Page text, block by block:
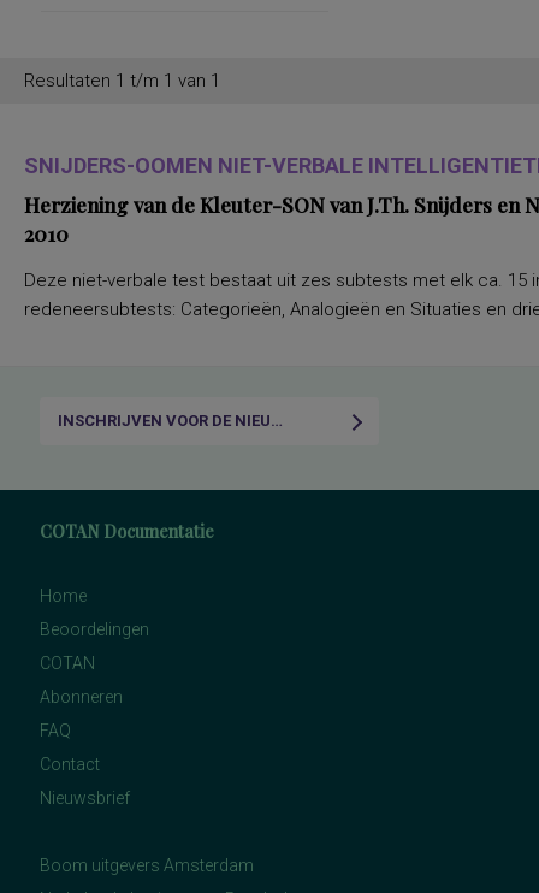
Resultaten 1 t/m 1 van 1
SNIJDERS-OOMEN NIET-VERBALE
Herziening van de Kleuter-SON van J.Th. Snijders en
2010
Deze niet-verbale test bestaat uit zes subtests met elk ca. 15
redeneersubtests: Categorieën, Analogieën en Situaties en
INSCHRIJVEN VOOR DE NIEUWSBRIEF
COTAN Documentatie
Home
Beoordelingen
COTAN
Abonneren
FAQ
Contact
Nieuwsbrief
Boom uitgevers Amsterdam